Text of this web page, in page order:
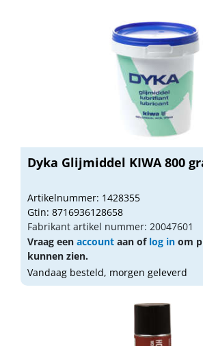
Dyka Glijmiddel KIWA 800
Artikelnummer: 1428355
Gtin: 8716936128658
Fabrikant artikel nummer: 20047601
Vraag een account aan of log in om
kunnen zien.
Vandaag besteld, morgen geleverd